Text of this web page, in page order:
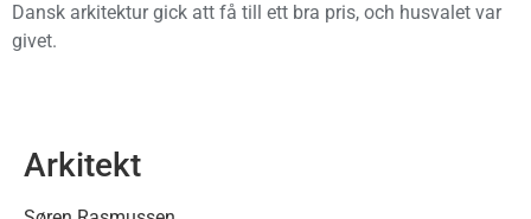
Dansk arkitektur gick att få till ett bra pris, och husvalet var
givet.
Arkitekt